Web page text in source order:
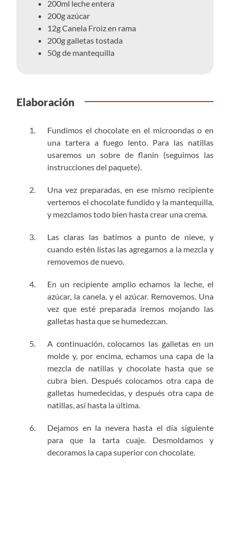
200ml leche entera
200g azúcar
12g Canela Froiz en rama
200g galletas tostada
50g de mantequilla
Elaboración
Fundimos el chocolate en el microondas o en
una tartera a fuego lento. Para las natillas
usaremos un sobre de flanin (seguimos las
instrucciones del paquete).
Una vez preparadas, en ese mismo recipiente
vertemos el chocolate fundido y la mantequilla,
y mezclamos todo bien hasta crear una crema.
Las claras las batimos a punto de nieve, y
cuando estén listas las agregamos a la mezcla y
removemos de nuevo.
En un recipiente amplio echamos la leche, el
azúcar, la canela, y el azúcar. Removemos. Una
vez que esté preparada iremos mojando las
galletas hasta que se humedezcan.
A continuación, colocamos las galletas en un
molde y, por encima, echamos una capa de la
mezcla de natillas y chocolate hasta que se
cubra bien. Después colocamos otra capa de
galletas humedecidas, y después otra capa de
natillas, así hasta la última.
Dejamos en la nevera hasta el día siguiente
para que la tarta cuaje. Desmoldamos y
decoramos la capa superior con chocolate.